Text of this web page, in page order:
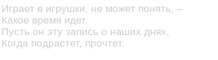
Играет в игрушки, не может понять, –
Какое время идет.
Пусть он эту запись о наших днях,
Когда подрастет, прочтет.